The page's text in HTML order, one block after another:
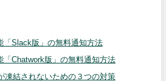
「Slack版」の無料通知方法
「Chatwork版」の無料通知方法
凍結されないための３つの対策